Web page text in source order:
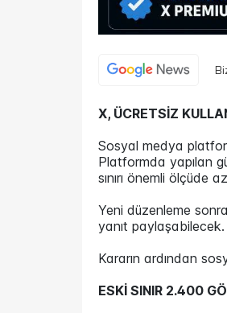
X, ÜCRETSİZ
Sosyal medya
Platformda yapılan
sınırı önemli ölçüde
Yeni düzenleme
yanıt paylaşabilecek.
Kararın ardından
ESKİ SINIR 2.400